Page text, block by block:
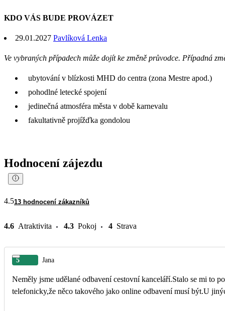
KDO VÁS BUDE PROVÁZET
29.01.2027 Pavlíková Lenka
Ve vybraných případech může dojít ke změně průvodce. Případná
ubytování v blízkosti MHD do centra (zona Mestre apod.)
pohodlné letecké spojení
jedinečná atmosféra města v době karnevalu
fakultativně projížďka gondolou
Hodnocení zájezdu
4.513 hodnocení zákazníků
4.6 Atraktivita 4.3 Pokoj 4 Strava
5 Jana
Neměly jsme udělané odbavení cestovní kanceláří.Stalo se mi to
telefonicky,že něco takového jako online odbavení musí být.U